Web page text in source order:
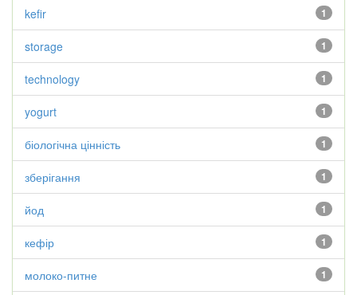
1
kefir
1
storage
1
technology
1
yogurt
1
біологічна цінність
1
зберігання
1
йод
1
кефір
1
молоко-питне